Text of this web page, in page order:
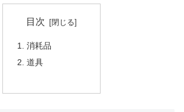
目次
消耗品
道具